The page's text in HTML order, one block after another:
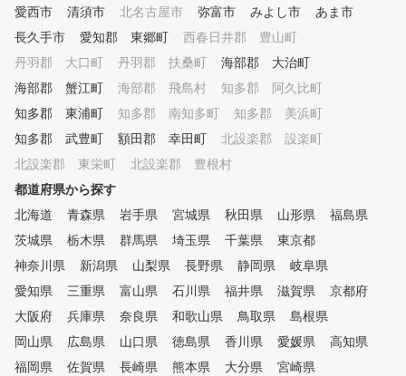
ルフシミュレータによる仮想ラ
に備えて、模擬ラウンドを体験
できます。 ⑧ ラウンドレッ
スン 初心者のコースデ
ビューから中上級者のベストス
コア更新までしっかりサポート
。 ～プランのご説明～ ※ワン
帯別・回数券（4回か8回）でプ
ランが分かれております。 ご
希望に合ったプランをお選びく
ださい♪
愛西市
清須市 北名古屋市 弥富市 みよし市
あま市
長久手市
愛知郡 東郷町
西春日井郡 豊山町
丹羽郡 大口町
丹羽郡 扶桑町
海部郡 大治町
海部郡 蟹江町
海部郡 飛島村
知多郡 阿久比町
知多郡 東浦町
知多郡 南知多町
知多郡 美浜町
知多郡 武豊町
額田郡 幸田町
北設楽郡 設楽町
北設楽郡 東栄町
北設楽郡 豊根村
都道府県から探す
北海道
青森県 岩手県 宮城県 秋田県 山形県
福島県
茨城県
栃木県 群馬県 埼玉県 千葉県
東京都
神奈川県
新潟県 山梨県 長野県 静岡県
岐阜県
愛知県
三重県 富山県 石川県 福井県 滋賀県
京都府
大阪府
兵庫県 奈良県 和歌山県 鳥取県
島根県
岡山県
広島県 山口県 徳島県 香川県 愛媛県
高知県
福岡県
佐賀県 長崎県 熊本県 大分県
宮崎県